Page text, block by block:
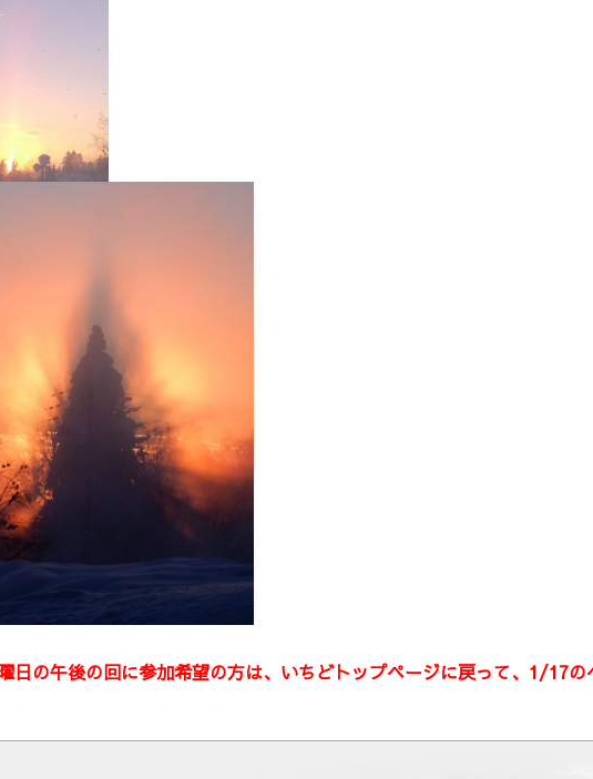
の午後の回に参加希望の方は、いちどトップページに戻って、1/17の